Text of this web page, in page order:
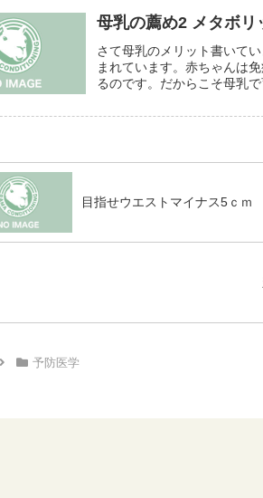
母乳の薦め2 メタボ
さて母乳のメリット書いて
まれています。赤ちゃんは
るのです。だからこそ母乳
目指せウエストマイナス5ｃｍ
予防医学